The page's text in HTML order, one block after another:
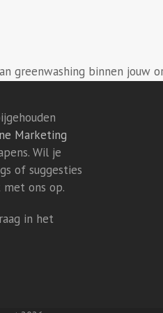
greenwashing binnen jouw
Marketing
Wil je
of suggesties
ons op.
in het